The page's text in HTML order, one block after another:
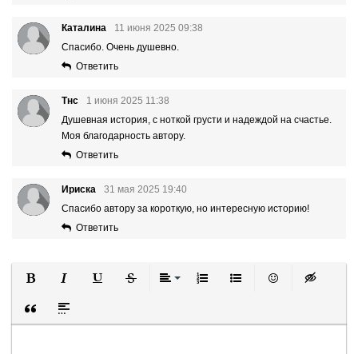
Каталина
11 июня 2025 09:38
Спасибо. Очень душевно.
Ответить
Тнс
1 июня 2025 11:38
Душевная история, с ноткой грусти и надеждой на счастье.
Моя благодарность автору.
Ответить
Ириска
31 мая 2025 19:40
Спасибо автору за короткую, но интересную историю!
Ответить
Вставка цитаты
Вставка спойлера